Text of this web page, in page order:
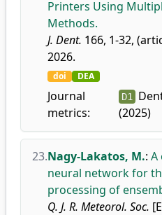
Printers Using
Methods.
J. Dent. 166, 1-32,
2026.
doi DEA
Journal
metrics:
D1
(2025)
23.Nagy-Lakatos, M.: A
neural network for
processing of
Q. J. R. Meteorol. Soc.